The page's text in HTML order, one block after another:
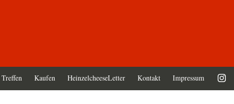
Treffen Kaufen HeinzelcheeseLetter Kontakt Impressum